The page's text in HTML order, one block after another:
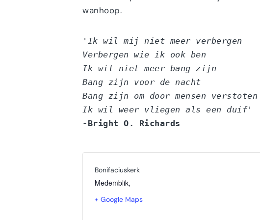
wanhoop.
'Ik wil mij niet meer verbergen
Verbergen wie ik ook ben
Ik wil niet meer bang zijn
Bang zijn voor de nacht
Bang zijn om door mensen
Ik wil weer vliegen als een duif'
-Bright O. Richards
Bonifaciuskerk
Medemblik,
+ Google Maps